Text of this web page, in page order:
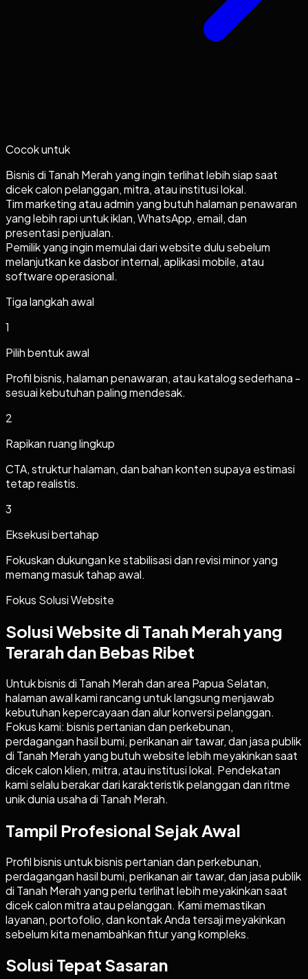
Cocok untuk
Bisnis di Tanah Merah yang ingin terlihat lebih siap saat
dicek calon pelanggan, mitra, atau institusi lokal.
Tim marketing atau admin yang butuh halaman penawaran
yang lebih rapi untuk iklan, WhatsApp, email, dan
presentasi penjualan.
Pemilik yang ingin memulai dari website dulu sebelum
melanjutkan ke dasbor internal, aplikasi mobile, atau
software operasional.
Tiga langkah awal
1
Pilih bentuk awal
Profil bisnis, halaman penawaran, atau katalog sederhana -
sesuai kebutuhan paling mendesak.
2
Rapikan ruang lingkup
CTA, struktur halaman, dan bahan konten supaya estimasi
tetap realistis.
3
Eksekusi bertahap
Fokuskan dukungan ke stabilisasi dan revisi minor yang
memang masuk tahap awal.
Fokus Solusi Website
Solusi Website di Tanah Merah yang
Terarah dan Bebas Ribet
Untuk bisnis di Tanah Merah dan area Papua Selatan,
halaman awal kami rancang untuk langsung menjawab
kebutuhan kepercayaan dan alur konversi pelanggan.
Fokus kami: bisnis pertanian dan perkebunan,
perdagangan hasil bumi, perikanan air tawar, dan jasa publik
di Tanah Merah yang butuh website lebih meyakinkan saat
dicek calon klien, mitra, atau institusi lokal. Pendekatan
kami selalu berakar dari karakteristik pelanggan dan ritme
unik dunia usaha di Tanah Merah.
Tampil Profesional Sejak Awal
Profil bisnis untuk bisnis pertanian dan perkebunan,
perdagangan hasil bumi, perikanan air tawar, dan jasa publik
di Tanah Merah yang perlu terlihat lebih meyakinkan saat
dicek calon mitra atau pelanggan. Kami memastikan
layanan, portofolio, dan kontak Anda tersaji meyakinkan
sebelum kita menambahkan fitur yang kompleks.
Solusi Tepat Sasaran